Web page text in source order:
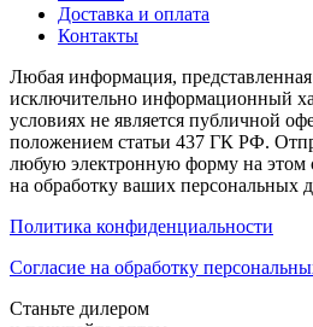
Доставка и оплата
Контакты
Любая информация,
исключительно информационный
условиях не является публичной
положением статьи 437 ГК РФ.
любую электронную форму на этом
на обработку ваших персональных
Политика конфиденциальности
Cогласие на обработку
Станьте дилером